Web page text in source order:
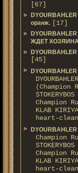
[67]
оранж. [17]
ЖДЕТ
[45]
(Champion
Champion
KLAB
heart-
Champion
Champion
KLAB
heart-